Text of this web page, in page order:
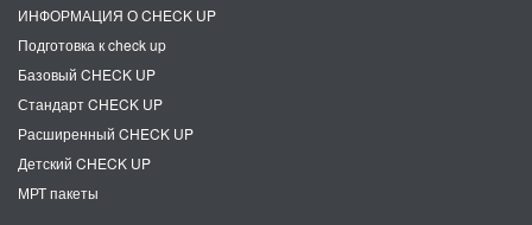
ИНФОРМАЦИЯ О CHECK UP
Подготовка к check up
Базовый CHECK UP
Стандарт CHECK UP
Расширенный CHECK UP
Детский CHECK UP
МРТ пакеты